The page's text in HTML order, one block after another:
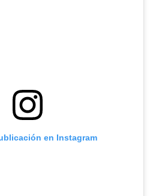
en Instagram